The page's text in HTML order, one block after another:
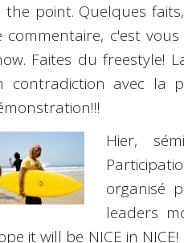
the point. Quelques
commentaire, c'est
Faites dufreestyle!
contradiction avec la
Hier,
organisé
leaders
it will be NICE in NICE!